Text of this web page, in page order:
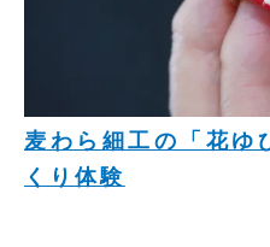
麦わら細工の「花ゆ
くり体験